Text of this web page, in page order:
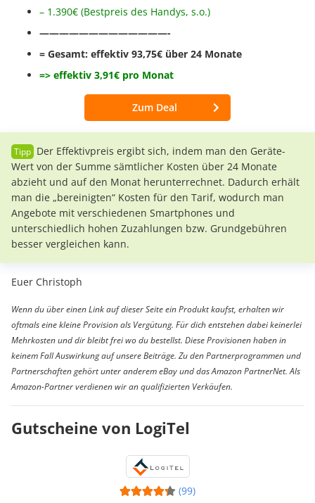
– 1.390€ (Bestpreis des Handys, s.o.)
—————————————-
= Gesamt: effektiv 93,75€ über 24 Monate
=> effektiv 3,91€ pro Monat
Zum Deal
Der Effektivpreis ergibt sich, indem man den Geräte-
Wert von der Summe sämtlicher Kosten über 24 Monate
abzieht und auf den Monat herunterrechnet. Dadurch erhält
man die „bereinigten“ Kosten für den Tarif, wodurch man
Angebote mit verschiedenen Smartphones und
unterschiedlich hohen Zuzahlungen bzw. Grundgebühren
besser vergleichen kann.
Euer Christoph
Wenn du über einen Link auf dieser Seite ein Produkt kaufst, erhalten wir
oftmals eine kleine Provision als Vergütung. Für dich entstehen dabei keinerlei
Mehrkosten und dir bleibt frei wo du bestellst. Diese Provisionen haben in
keinem Fall Auswirkung auf unsere Beiträge. Zu den Partnerprogrammen und
Partnerschaften gehört unter anderem eBay und das Amazon PartnerNet. Als
Amazon-Partner verdienen wir an qualifizierten Verkäufen.
Gutscheine von LogiTel
(99)